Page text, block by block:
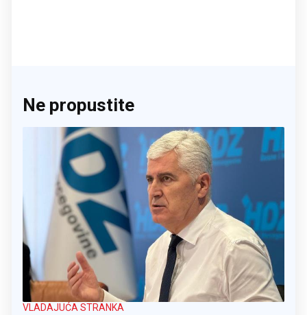
Ne propustite
VLADAJUĆA STRANKA